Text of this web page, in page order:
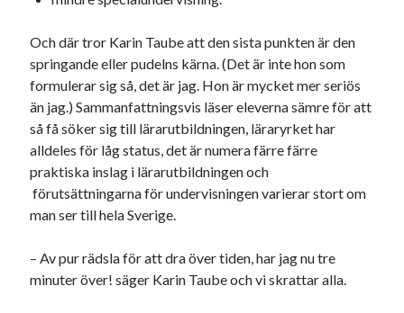
Dessa har något gemensamt
Fantastiskt välformulerad moderecensent
Onödiga citattecken
Dessa har något helt annat gemensamt
En amerikansk språkpolis
Och där tror Karin Taube att den sista punkten är den
springande eller pudelns kärna. (Det är inte hon som
formulerar sig så, det är jag. Hon är mycket mer seriös
än jag.) Sammanfattningsvis läser eleverna sämre för att
så få söker sig till lärarutbildningen, läraryrket har
alldeles för låg status, det är numera färre färre
praktiska inslag i lärarutbildningen och
förutsättningarna för undervisningen varierar stort om
man ser till hela Sverige.
– Av pur rädsla för att dra över tiden, har jag nu tre
minuter över! säger Karin Taube och vi skrattar alla.